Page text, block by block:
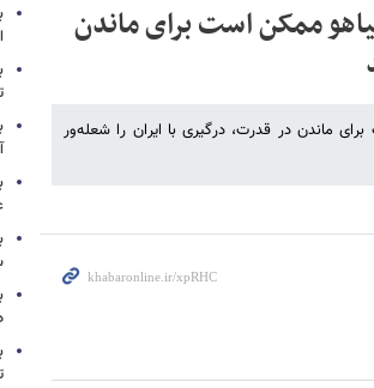
ممکن است برای ماندن
ماندن در قدرت، درگیری با ایران را شعله‌ور